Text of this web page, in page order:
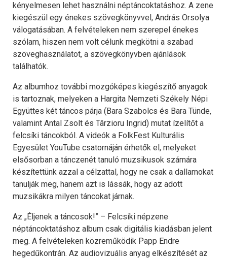
kényelmesen lehet használni néptáncoktatáshoz. A zene
kiegészül egy énekes szövegkönyvvel, András Orsolya
válogatásában. A felvételeken nem szerepel énekes
szólam, hiszen nem volt célunk megkötni a szabad
szöveghasználatot, a szövegkönyvben ajánlások
találhatók.
Az albumhoz további mozgóképes kiegészítő anyagok
is tartoznak, melyeken a Hargita Nemzeti Székely Népi
Együttes két táncos párja (Bara Szabolcs és Bara Tünde,
valamint Antal Zsolt és Târzioru Ingrid) mutat ízelítőt a
felcsíki táncokból. A videók a FolkFest Kulturális
Egyesület YouTube csatornáján érhetők el, melyeket
elsősorban a tánczenét tanuló muzsikusok számára
készítettünk azzal a célzattal, hogy ne csak a dallamokat
tanulják meg, hanem azt is lássák, hogy az adott
muzsikákra milyen táncokat járnak.
Az „Éljenek a táncosok!” – Felcsíki népzene
néptáncoktatáshoz album csak digitális kiadásban jelent
meg. A felvételeken közreműködik Papp Endre
hegedűkontrán. Az audiovizuális anyag elkészítését az